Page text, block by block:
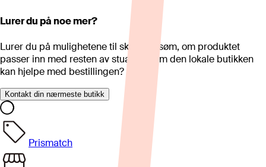
Lurer du på noe mer?
Lurer du på mulighetene til skreddersøm, om produktet
passer inn med resten av stua eller om den lokale butikken
kan hjelpe med bestillingen?
Kontakt din nærmeste butikk
Prismatch